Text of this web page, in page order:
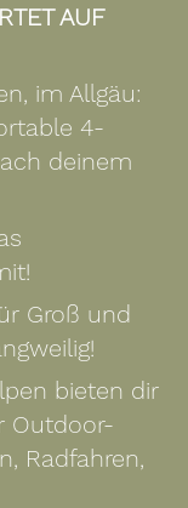
AUF
im Allgäu:
4-
deinem
Groß und
bieten dir
Outdoor-
Radfahren,